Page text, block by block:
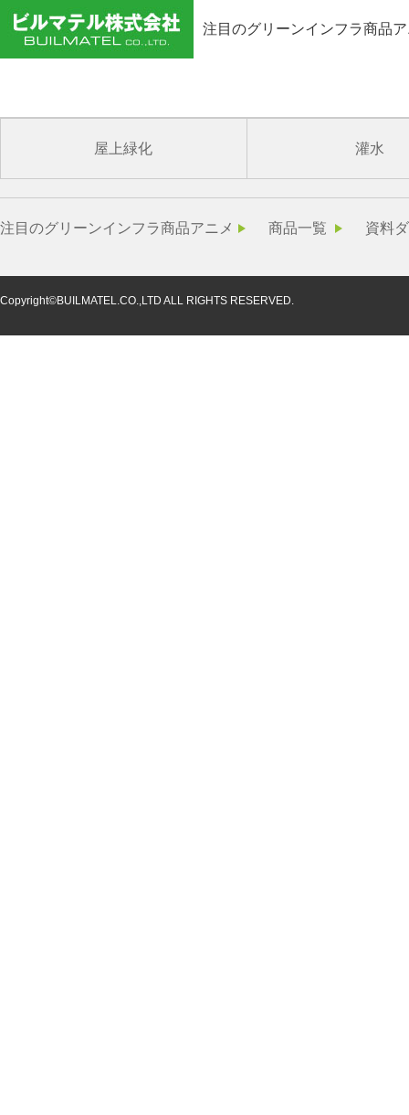
注目のグリーンインフラ商品
屋上緑化 灌水
注目のグリーンインフラ商品アニメ 商品一覧 資料
Copyright©BUILMATEL.CO.,LTD ALL RIGHTS RESERVED.